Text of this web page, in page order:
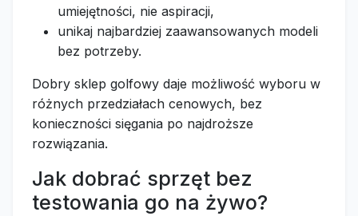
umiejętności, nie aspiracji,
unikaj najbardziej zaawansowanych modeli
bez potrzeby.
Dobry sklep golfowy daje możliwość wyboru w
różnych przedziałach cenowych, bez
konieczności sięgania po najdroższe
rozwiązania.
Jak dobrać sprzęt bez
testowania go na żywo?